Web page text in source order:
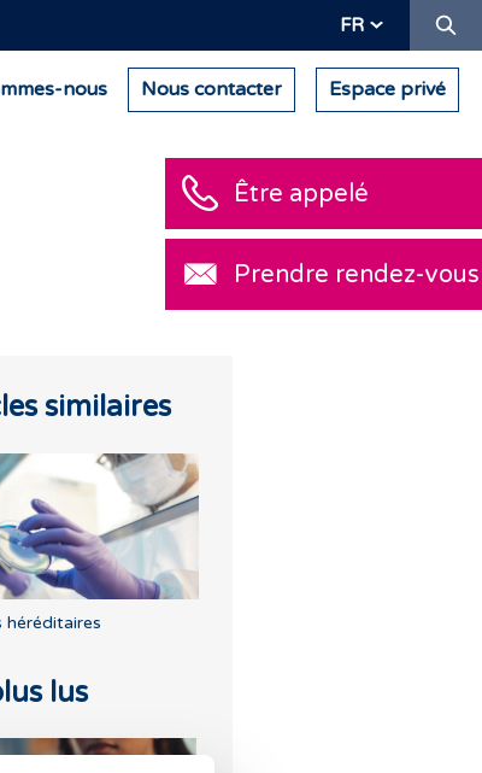
FR
nous Nous contacter Espace privé
similaires
héréditaires
lus
Être appelé
Prendre rendez-vous